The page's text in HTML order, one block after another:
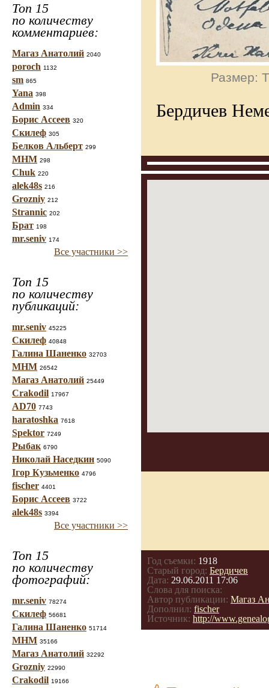
Топ 15
по количеству
комментариев:
Магаз Анатолий 2040
poroch 1132
sm 865
Yana 398
Admin 334
Борис Ассеев 320
Скилеф 305
Белков Альберт 299
МНМ 298
Chuk 220
alek48s 216
Grozniy 212
Strannic 202
Брат 198
mr.seniv 174
Все участники >>
Топ 15
по количеству
публикаций:
mr.seniv 45225
Скилеф 40848
Галина Шаненко 32703
МНМ 26542
Магаз Анатолий 25449
Crakodil 17967
AD70 7743
haratoshka 7618
Spektor 7249
Рыбак 6790
Николай Наседкин 5090
Ігор Кузьменко 4796
fischer 4401
Борис Ассеев 3722
alek48s 3394
Все участники >>
Топ 15
по количеству
фотографий:
mr.seniv 78274
Скилеф 56681
Галина Шаненко 51714
МНМ 35166
Магаз Анатолий 32292
Grozniy 22990
Crakodil 19166
Размер:
Бердичев
Год съемки: 1918
Старый город: Бердичев
Дата: 29.06.2011 17:06
Слова для поиска:
Автор публикации: Магаз
Дополнил: fischer
Источник: http://